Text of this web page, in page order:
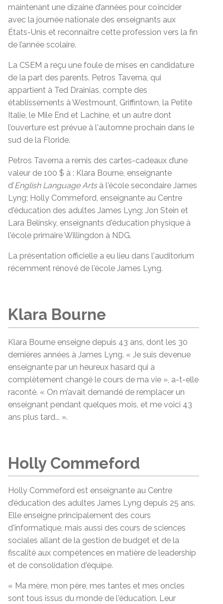
maintenant une dizaine d’années pour coïncider
avec la journée nationale des enseignants aux
États-Unis et reconnaître cette profession vers la fin
de l’année scolaire.
La CSEM a reçu une foule de mises en candidature
de la part des parents. Petros Taverna, qui
appartient à Ted Drainias, compte des
établissements à Westmount, Griffintown, la Petite
Italie, le Mile End et Lachine, et un autre dont
l’ouverture est prévue à l'automne prochain dans le
sud de la Floride.
Petros Taverna a remis des cartes-cadeaux d’une
valeur de 100 $ à : Klara Bourne, enseignante
d'English Language Artsà l'école secondaire James
Lyng; Holly Commeford, enseignante au Centre
d'éducation des adultes James Lyng; Jon Stein et
Lara Belinsky, enseignants d'éducation physique à
l'école primaire Willingdon à NDG.
La présentation officielle a eu lieu dans l'auditorium
récemment rénové de l'école James Lyng.
Klara Bourne
Klara Bourne enseigne depuis 43 ans, dont les 30
dernières années à James Lyng. « Je suis devenue
enseignante par un heureux hasard qui a
complètement changé le cours de ma vie », a-t-elle
raconté. « On m’avait demandé de remplacer un
enseignant pendant quelques mois, et me voici 43
ans plus tard... ».
Holly Commeford
Holly Commeford est enseignante au Centre
d’éducation des adultes James Lyng depuis 25 ans.
Elle enseigne principalement des cours
d'informatique, mais aussi des cours de sciences
sociales allant de la gestion de budget et de la
fiscalité aux compétences en matière de leadership
et de consolidation d'équipe.
« Ma mère, mon père, mes tantes et mes oncles
sont tous issus du monde de l'éducation. Leur